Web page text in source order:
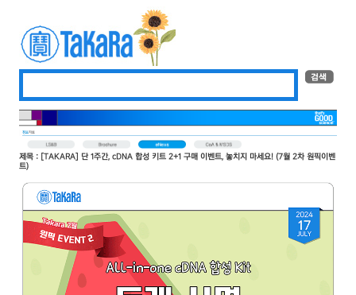
제목 : [TAKARA] 단 1주간, cDNA 합성 키트 2+1 구매 이벤트, 놓치지 마세요! (7월 2차 원픽이벤
트)